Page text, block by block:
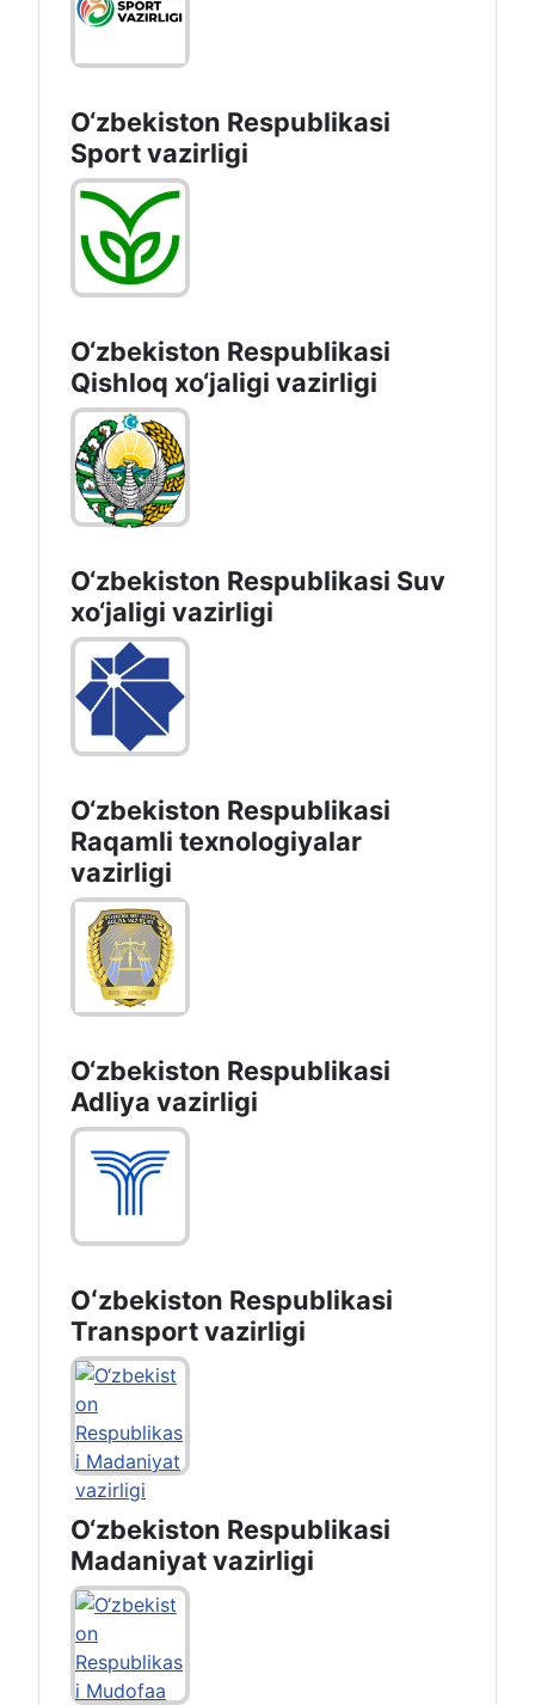
O‘zbekiston Respublikasi
Sport vazirligi
O‘zbekiston Respublikasi
Qishloq хo‘jаligi vаzirligi
O‘zbekiston Respublikasi Suv
хo‘jaligi vazirligi
O‘zbekiston Respublikasi
Raqamli texnologiyalar
vazirligi
O‘zbekiston Respublikasi
Adliya vazirligi
Oʻzbekiston Respublikasi
Transport vazirligi
O‘zbekiston Respublikasi
Madaniyat vazirligi